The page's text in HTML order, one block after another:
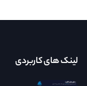
لینک های کاربردی